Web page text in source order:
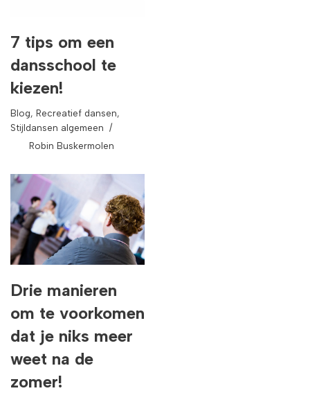
7 tips om een
dansschool te
kiezen!
Blog, Recreatief dansen,
Stijldansen algemeen
Robin Buskermolen
Drie manieren
om te voorkomen
dat je niks meer
weet na de
zomer!